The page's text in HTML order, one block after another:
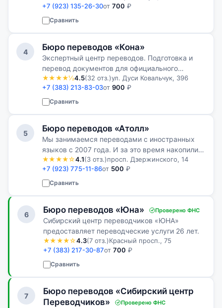
подход к каждому клиенту.
+7 (923) 135-26-30от 700 ₽
Сравнить
4 Бюро переводов «Кона»
Экспертный центр переводов. Подготовка и
перевод документов для официального
использования в России и за рубежом.
★★★★½4.5(32 отз.)ул. Дуси Ковальчук, 396
+7 (383) 213-83-03от 900 ₽
Сравнить
5 Бюро переводов «Атолл»
Мы занимаемся переводами с иностранных
языков с 2007 года. И за это время накопили
большой опыт работы как с текстовыми
переводами различной направленности и
сложности, так и в переводах личных
★★★★☆4.1(3 отз.)просп. Дзержинского, 14
+7 (923) 775-11-86от 500 ₽
Сравнить
6 Бюро переводов «Юна» Проверено ФНС
Сибирский центр переводчиков «ЮНА»
предоставляет переводческие услуги 26 лет.
★★★★☆4.3(7 отз.)Красный просп., 75
+7 (383) 217-30-87от 700 ₽
Сравнить
7
Бюро переводов «Сибирский центр
Переводчиков»
Проверено ФНС